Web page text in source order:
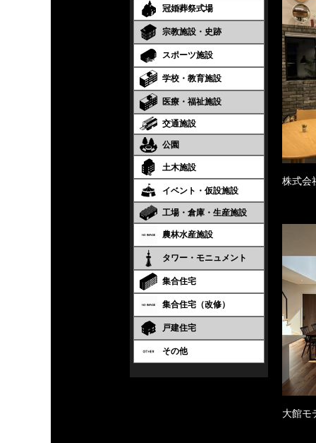
冠婚葬祭式場
宗教施設・史跡
スポーツ施設
学校・教育施設
医療・福祉施設
交通施設
公園
土木施設
イベント・仮設施設
工場・倉庫・生産施設
農林水産施設
タワー・モニュメント
集合住宅
集合住宅（改修）
戸建住宅
その他
株式会
大館モ